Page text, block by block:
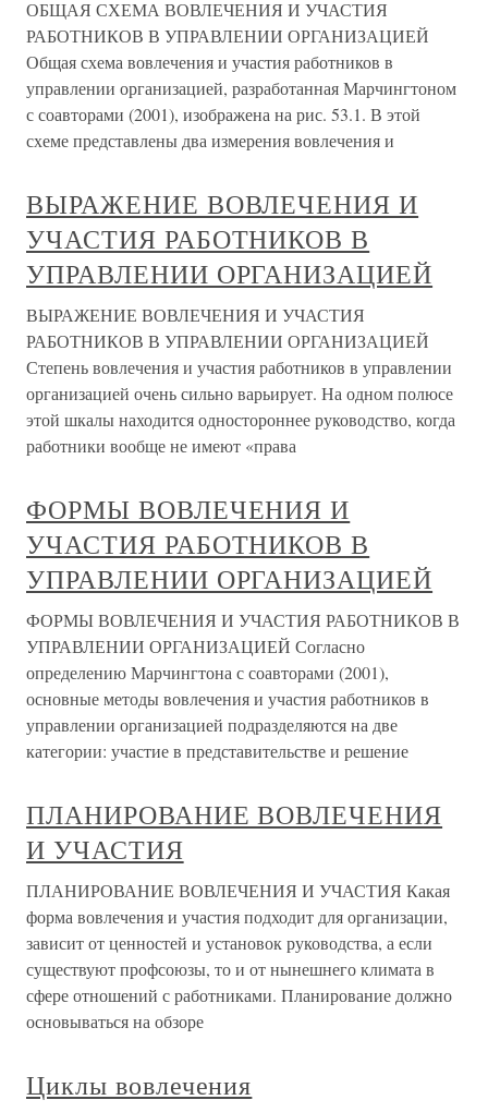
ОБЩАЯ СХЕМА ВОВЛЕЧЕНИЯ И УЧАСТИЯ
РАБОТНИКОВ В УПРАВЛЕНИИ ОРГАНИЗАЦИЕЙ
Общая схема вовлечения и участия работников в
управлении организацией, разработанная Марчингтоном
с соавторами (2001), изображена на рис. 53.1. В этой
схеме представлены два измерения вовлечения и
ВЫРАЖЕНИЕ ВОВЛЕЧЕНИЯ И
УЧАСТИЯ РАБОТНИКОВ В
УПРАВЛЕНИИ ОРГАНИЗАЦИЕЙ
ВЫРАЖЕНИЕ ВОВЛЕЧЕНИЯ И УЧАСТИЯ
РАБОТНИКОВ В УПРАВЛЕНИИ ОРГАНИЗАЦИЕЙ
Степень вовлечения и участия работников в управлении
организацией очень сильно варьирует. На одном полюсе
этой шкалы находится одностороннее руководство, когда
работники вообще не имеют «права
ФОРМЫ ВОВЛЕЧЕНИЯ И
УЧАСТИЯ РАБОТНИКОВ В
УПРАВЛЕНИИ ОРГАНИЗАЦИЕЙ
ФОРМЫ ВОВЛЕЧЕНИЯ И УЧАСТИЯ РАБОТНИКОВ В
УПРАВЛЕНИИ ОРГАНИЗАЦИЕЙ Согласно
определению Марчингтона с соавторами (2001),
основные методы вовлечения и участия работников в
управлении организацией подразделяются на две
категории: участие в представительстве и решение
ПЛАНИРОВАНИЕ ВОВЛЕЧЕНИЯ
И УЧАСТИЯ
ПЛАНИРОВАНИЕ ВОВЛЕЧЕНИЯ И УЧАСТИЯ Какая
форма вовлечения и участия подходит для организации,
зависит от ценностей и установок руководства, а если
существуют профсоюзы, то и от нынешнего климата в
сфере отношений с работниками. Планирование должно
основываться на обзоре
Циклы вовлечения